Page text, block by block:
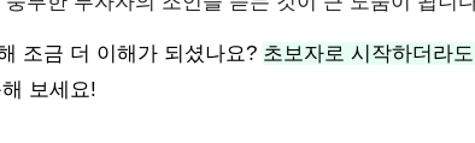
조금 더 이해가 되셨나요? 초보자로 시작하더라
보세요!